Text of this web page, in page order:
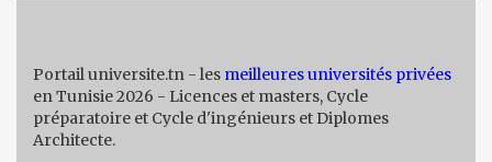
Portail universite.tn - les meilleures universités privées
en Tunisie 2026 - Licences et masters, Cycle
préparatoire et Cycle d'ingénieurs et Diplomes
Architecte.